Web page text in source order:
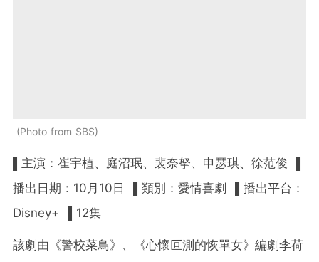
Photo from SBS
▌主演：崔宇植、庭沼珉、裴奈拏、申瑟琪、徐范俊 ▌
播出日期：10月10日 ▌類別：愛情喜劇 ▌播出平台：
Disney+ ▌12集
該劇由《警校菜鳥》、《心懷叵測的恢單女》編劇李荷